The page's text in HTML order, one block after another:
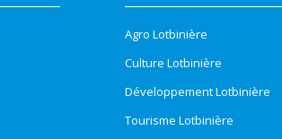
Agro Lotbinière
Culture Lotbinière
Développement Lotbinière
Tourisme Lotbinière